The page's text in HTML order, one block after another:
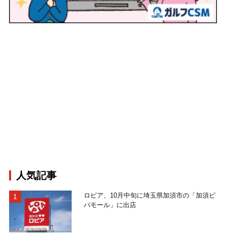
人気記事
ロピア、10月中旬に埼玉県加須市の「加須ビ
バモール」に出店